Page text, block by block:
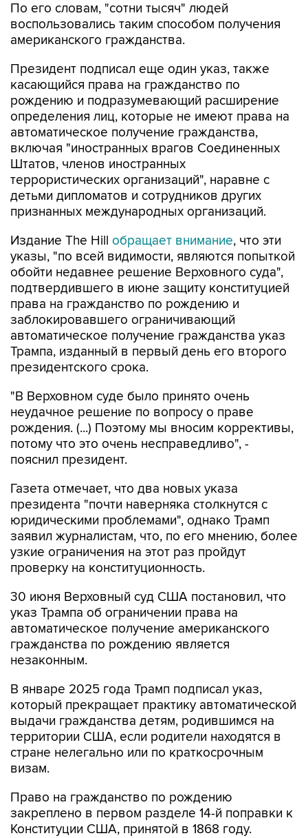
По его словам, "сотни тысяч" людей
воспользовались таким способом получения
американского гражданства.
Президент подписал еще один указ, также
касающийся права на гражданство по
рождению и подразумевающий расширение
определения лиц, которые не имеют права на
автоматическое получение гражданства,
включая "иностранных врагов Соединенных
Штатов, членов иностранных
террористических организаций", наравне с
детьми дипломатов и сотрудников других
признанных международных организаций.
Издание The Hill обращает внимание, что эти
указы, "по всей видимости, являются попыткой
обойти недавнее решение Верховного суда",
подтвердившего в июне защиту конституцией
права на гражданство по рождению и
заблокировавшего ограничивающий
автоматическое получение гражданства указ
Трампа, изданный в первый день его второго
президентского срока.
"В Верховном суде было принято очень
неудачное решение по вопросу о праве
рождения. (...) Поэтому мы вносим коррективы,
потому что это очень несправедливо", -
пояснил президент.
Газета отмечает, что два новых указа
президента "почти наверняка столкнутся с
юридическими проблемами", однако Трамп
заявил журналистам, что, по его мнению, более
узкие ограничения на этот раз пройдут
проверку на конституционность.
30 июня Верховный суд США постановил, что
указ Трампа об ограничении права на
автоматическое получение американского
гражданства по рождению является
незаконным.
В январе 2025 года Трамп подписал указ,
который прекращает практику автоматической
выдачи гражданства детям, родившимся на
территории США, если родители находятся в
стране нелегально или по краткосрочным
визам.
Право на гражданство по рождению
закреплено в первом разделе 14-й поправки к
Конституции США, принятой в 1868 году.